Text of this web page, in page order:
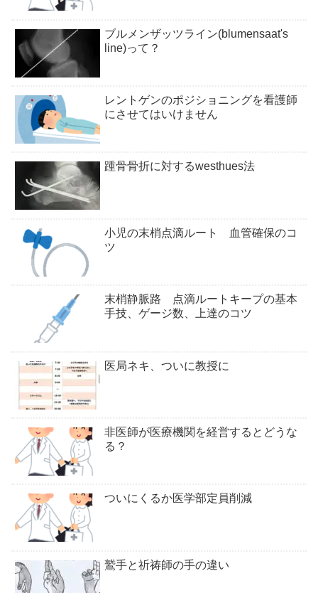
ブルメンザッツライン(blumensaat's
line)って？
レントゲンのポジショニングを看護師
にさせてはいけません
踵骨骨折に対するwesthues法
小児の末梢点滴ルート 血管確保のコ
ツ
末梢静脈路 点滴ルートキープの基本
手技、ゲージ数、上達のコツ
医局ネキ、ついに教授に
非医師が医療機関を経営するとどうな
る？
ついにくるか医学部定員削減
鷲手と祈祷師の手の違い